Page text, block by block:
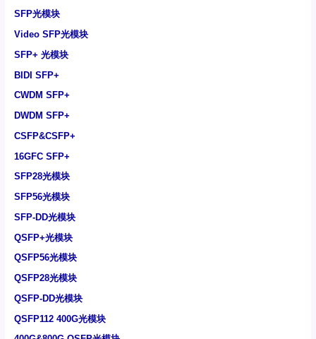
SFP光模块
Video SFP光模块
SFP+ 光模块
BIDI SFP+
CWDM SFP+
DWDM SFP+
CSFP&CSFP+
16GFC SFP+
SFP28光模块
SFP56光模块
SFP-DD光模块
QSFP+光模块
QSFP56光模块
QSFP28光模块
QSFP-DD光模块
QSFP112 400G光模块